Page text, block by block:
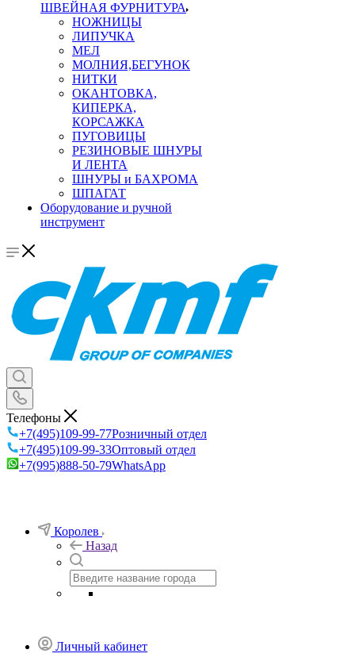
ШВЕЙНАЯ ФУРНИТУРА
НОЖНИЦЫ
ЛИПУЧКА
МЕЛ
МОЛНИЯ,БЕГУНОК
НИТКИ
ОКАНТОВКА,
КИПЕРКА,
КОРСАЖКА
ПУГОВИЦЫ
РЕЗИНОВЫЕ ШНУРЫ
И ЛЕНТА
ШНУРЫ и БАХРОМА
ШПАГАТ
Оборудование и ручной
инструмент
Телефоны
+7(495)109-99-77Розничный отдел
+7(495)109-99-33Оптовый отдел
+7(995)888-50-79WhatsApp
Королев
Назад
Личный кабинет